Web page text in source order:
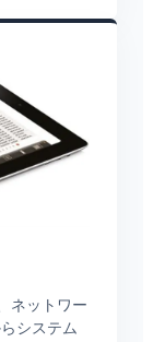
ネットワー
システム